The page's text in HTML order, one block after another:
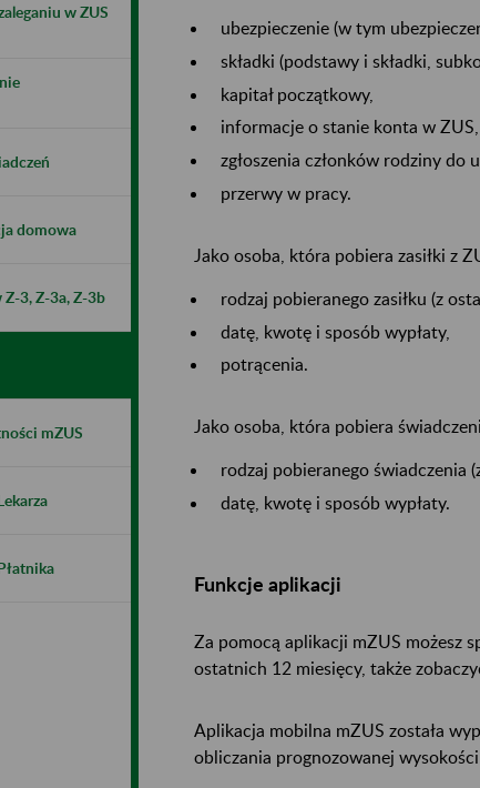
w ZUS
domowa
3, Z-3a, Z-3b
mZUS
ubezpieczenie (w tym
składki (podstawy i składki,
kapitał początkowy,
informacje o stanie konta w ZUS,
zgłoszenia członków rodziny do
przerwy w pracy.
Jako osoba, która pobiera zasiłki z
rodzaj pobieranego zasiłku (z
datę, kwotę i sposób wypłaty,
potrącenia.
Jako osoba, która pobiera
rodzaj pobieranego świadczenia
datę, kwotę i sposób wypłaty.
Funkcje aplikacji
Za pomocą aplikacji mZUS możesz
ostatnich 12 miesięcy, także
Aplikacja mobilna mZUS została
obliczania prognozowanej